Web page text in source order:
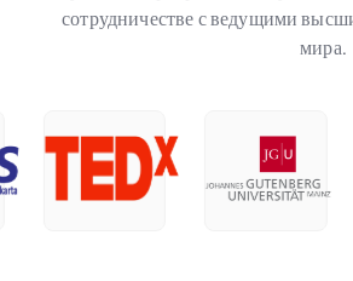
сотрудничестве с ведущими
мира.